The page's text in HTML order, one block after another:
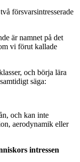
försvarsintresserade
är namnet på det
vi förut kallade
och börja lära
säga:
och kan inte
aerodynamik eller
intressen